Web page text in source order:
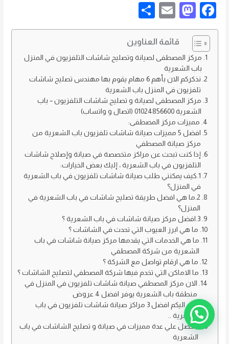
F
a
c
e
b
o
o
k
M
as
to
d
o
n
E
m
ail
h
ar
e
قائمة العناوين
مركز المصطفى لصيانة وتصليح شاشات التلفزيون في المنزل
باب الشعرية
نذكركم الان بأهم 6 مهام يقوم بها مهندس تصليح شاشات
تلفزيون في المنزل باب الشعرية
مركز المصطفى لصيانة و تصليح شاشات التلفزيون – باب
الشعرية 01024856600 (اتصال و واتساب)
مميزات مركز المصطفى:
افضل 5 مميزات صيانة شاشات تلفزيون باب الشعرية من
مركز صيانة المصطفي
إذا كنت تبحث عن مراكز متخصصة في صيانة وإصلاح شاشات
التلفزيون في باب الشعرية ، إليك بعض الخيارات:
1.كيف يمكنني طلب صيانة شاشات تلفزيون في باب الشعرية
في المنزل؟
2.ما هي افضل طريقة تصليح شاشات في باب الشعرية في
المنزل؟
3.افضل مركز صيانة شاشات في باب الشعرية ؟
ما هي ابرز العيوب التي تحدث في الشاشات ؟
ما هي الخدمات التي يقدمها مركز صيانة شاشات في باب
الشعرية من شركة المصطفي
ما هي ارقام تواصل مع الشركة ؟
ما الاماكن التي تخدم فيها شركة المصطفي لتصليح الشاشات ؟
الان مركز المصطفي صيانة شاشات تلفزيون في المنزل في
منطقة باب الشعرية يوفر افضل 4 عروض
الان اليكم افضل 3 مراكز صيانة شاشات تلفزيون في باب
الشعرية ..
لتحصل علي عدة مميزات في صيانة و تصليح الشاشات في باب
الشعرية